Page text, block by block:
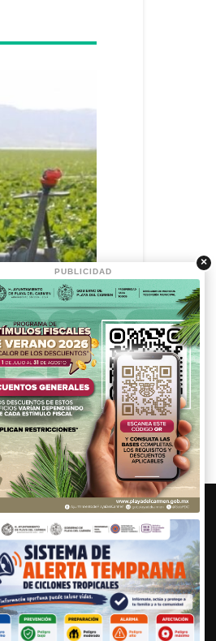
emergencia
×
PUBLICIDAD